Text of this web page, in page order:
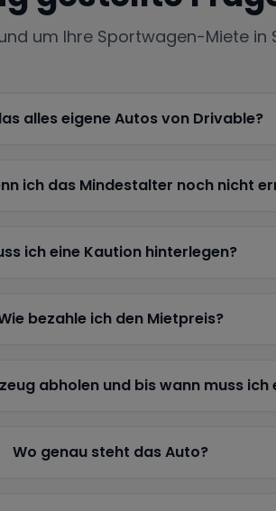
um Ihre Sportwagen-Miete in
alles eigene Autos von Drivable?
ich das Mindestalter noch nicht
ich eine Kaution hinterlegen?
bezahle ich den Mietpreis?
abholen und bis wann muss ich
Wo genau steht das Auto?